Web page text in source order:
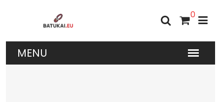
0